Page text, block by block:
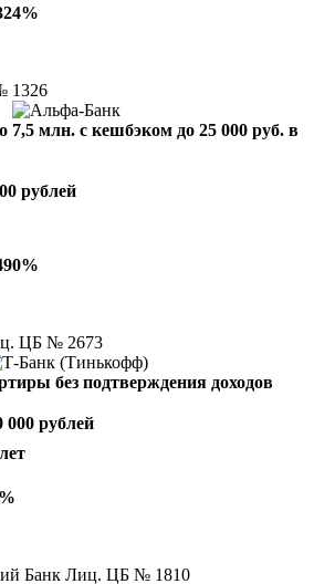
1326
млн. с кешбэком до 25 000 руб. в
рублей
ЦБ № 2673
без подтверждения доходов
000 рублей
Банк Лиц. ЦБ № 1810